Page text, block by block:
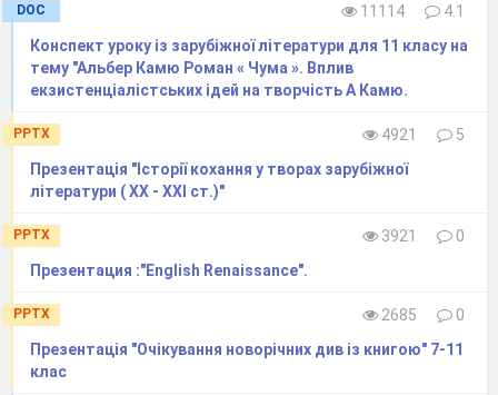
DOC 11114
4.1
Конспект уроку із зарубіжної літератури для 11 класу на
тему "Альбер Камю Роман « Чума ». Вплив
екзистенціалістських ідей на творчість А Камю.
PPTX 4921
5
Презентація "Історії кохання у творах зарубіжної
літератури ( ХХ - ХХІ ст.)"
PPTX 3921
0
Презентация :"English Renaissance".
PPTX 2685
0
Презентація "Очікування новорічних див із книгою" 7-11
клас